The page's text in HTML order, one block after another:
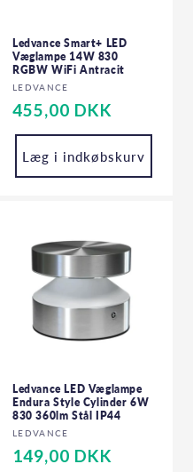
Ledvance Smart+ LED
Væglampe 14W 830
RGBW WiFi Antracit
Forhandler:
LEDVANCE
Normalpris
455,00 DKK
Læg i indkøbskurv
Ledvance LED Væglampe
Endura Style Cylinder 6W
830 360lm Stål IP44
Forhandler:
LEDVANCE
Normalpris
149,00 DKK